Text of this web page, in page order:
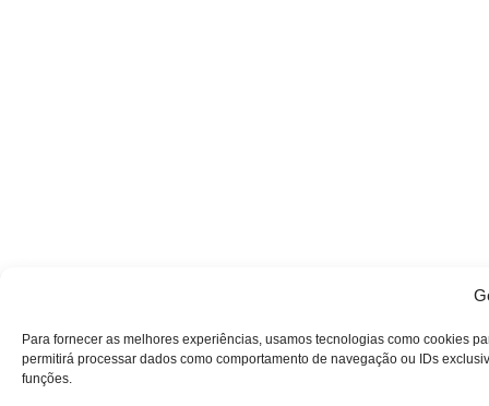
Para fornecer as melhores experiências, usamos tecnologias como cookies
permitirá processar dados como comportamento de navegação ou IDs
funções.